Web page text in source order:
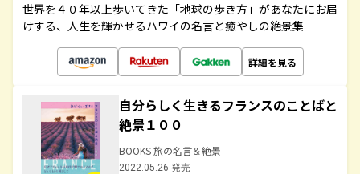
世界を４０年以上歩いてきた「地球の歩き方」があなたにお届
けする、人生を輝かせるハワイの名言と癒やしの絶景集
詳細を見る
自分らしく生きるフランスのことばと
絶景１００
BOOKS 旅の名言＆絶景
2022.05.26 発売